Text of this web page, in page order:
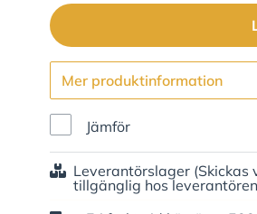
Mer produktinformation
Jämför
Leverantörslager (Skickas
tillgänglig hos